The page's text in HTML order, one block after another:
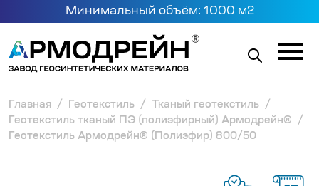
Главная Геотекстиль
Тканый геотекстиль
Геотекстиль тканый ПЭ (полиэфирный) Армодрейн®
Геотекстиль Армодрейн® (Полиэфир) 800/50
Минимальный объём: 1000 м2